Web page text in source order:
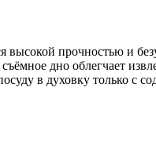
высокой прочностью и
дно облегчает
в духовку только с